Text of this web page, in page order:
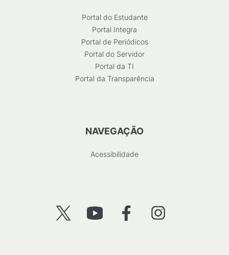
Portal do Estudante
Portal Integra
Portal de Periódicos
Portal do Servidor
Portal da TI
Portal da Transparência
NAVEGAÇÃO
Acessibilidade